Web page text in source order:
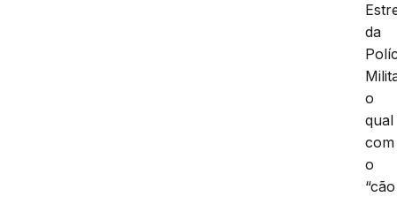
da
o
qual
com
o
“cão